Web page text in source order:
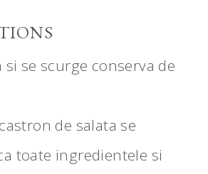
si se scurge conserva de
de salata se
toate ingredientele si